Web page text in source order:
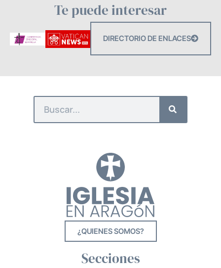
Te puede interesar
DIRECTORIO DE ENLACES
¿QUIENES SOMOS?
Secciones